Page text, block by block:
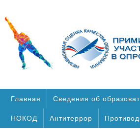
Главная Cведения об
НОКОД Антитеррор